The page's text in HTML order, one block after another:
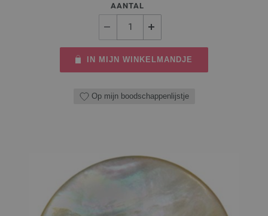
AANTAL
IN MIJN WINKELMANDJE
Op mijn boodschappenlijstje